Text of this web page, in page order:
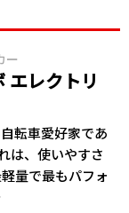
ー
レクトリ
転車愛好家であ
は、使いやすさ
量で最もパフォ